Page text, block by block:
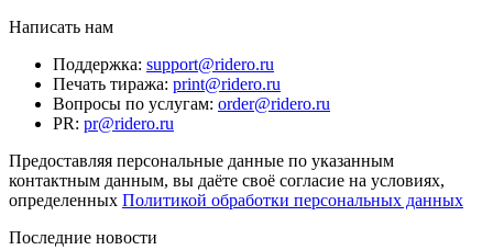
Написать нам
Поддержка: support@ridero.ru
Печать тиража: print@ridero.ru
Вопросы по услугам: order@ridero.ru
PR: pr@ridero.ru
Предоставляя персональные данные по указанным
контактным данным, вы даёте своё согласие на условиях,
определенных Политикой обработки персональных данных
Последние новости